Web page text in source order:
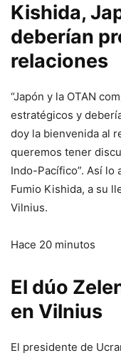
Kishida,
deberían
relaciones
“Japón y la OTAN
estratégicos y
doy la bienvenida al
queremos tener
Indo-Pacífico”. Así
Fumio Kishida, a su
Vilnius.
Hace 20 minutos
El dúo
en Vilnius
El presidente de